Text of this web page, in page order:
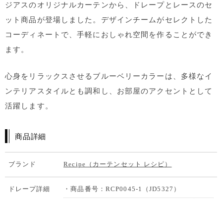
ジアスのオリジナルカーテンから、ドレープとレースのセ
ット商品が登場しました。デザインチームがセレクトした
コーディネートで、手軽におしゃれ空間を作ることができ
ます。
心身をリラックスさせるブルーベリーカラーは、多様なイ
ンテリアスタイルとも調和し、お部屋のアクセントとして
活躍します。
商品詳細
ブランド Recipe（カーテンセット レシピ）
ドレープ詳細 ・商品番号：RCP0045-1（JD5327）